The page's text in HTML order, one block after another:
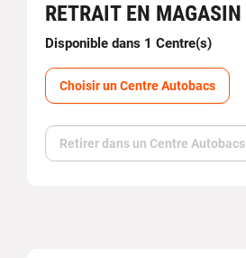
RETRAIT EN MAGASIN
Disponible dans 1 Centre(s)
Choisir un Centre Autobacs
Retirer dans un Centre Autobacs